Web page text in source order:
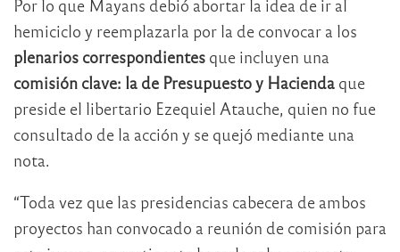
Por lo que Mayans debió abortar la idea de ir al
hemiciclo y reemplazarla por la de convocar a los
plenarios correspondientes que incluyen una
comisión clave: la de Presupuesto y Hacienda que
preside el libertario Ezequiel Atauche, quien no fue
consultado de la acción y se quejó mediante una
nota.
“Toda vez que las presidencias cabecera de ambos
proyectos han convocado a reunión de comisión para